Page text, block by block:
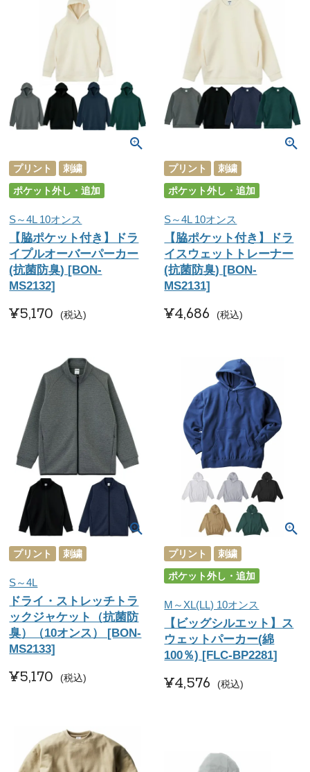
プリント
刺繍
ポケット外し・追加
S～4L 10オンス
【脇ポケット付き】ドラ
イプルオーバーパーカー
(抗菌防臭) [BON-
MS2132]
¥5,170 税込
プリント
刺繍
ポケット外し・追加
S～4L 10オンス
【脇ポケット付き】ドラ
イスウェットトレーナー
(抗菌防臭) [BON-
MS2131]
¥4,686 税込
プリント 刺繍
S～4L
ドライ・ストレッチトラ
ックジャケット（抗菌防
臭）（10オンス） [BON-
MS2133]
¥5,170 税込
プリント
刺繍
ポケット外し・追加
M～XL(LL) 10オンス
【ビッグシルエット】ス
ウェットパーカー(綿
100％) [FLC-BP2281]
¥4,576 税込